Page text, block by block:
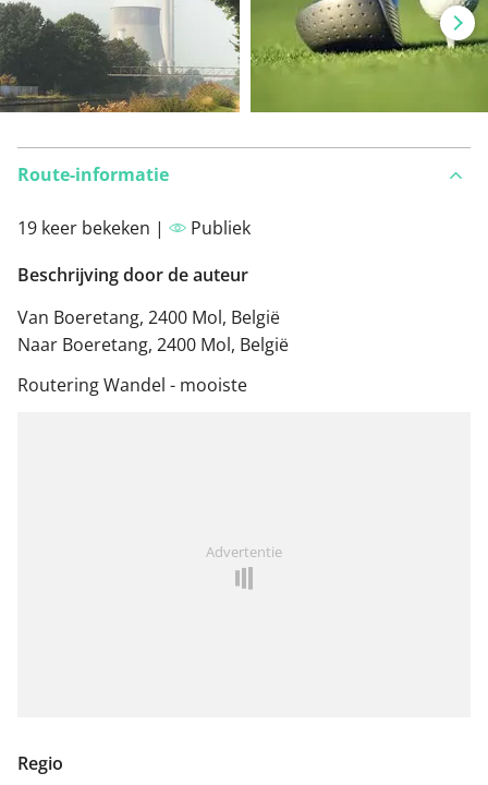
Route-informatie
19 keer bekeken |
Publiek
Beschrijving door de auteur
Van Boeretang, 2400 Mol, België
Naar Boeretang, 2400 Mol, België
Routering Wandel - mooiste
Advertentie
Regio